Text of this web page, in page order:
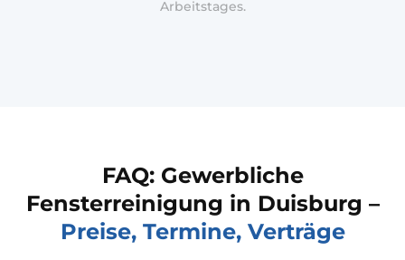
Arbeitstages.
FAQ: Gewerbliche
Fensterreinigung in Duisburg –
Preise, Termine, Verträge